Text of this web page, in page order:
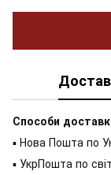
Способи
▪ Нова Пошта по
▪ УкрПошта по